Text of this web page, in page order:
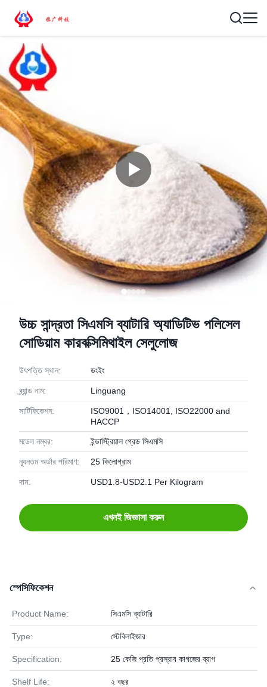
উচ্চ সান্দ্রতা সিএমসি ব্যাটারি অ্যাডিটিভ পলিসেল
সোডিয়াম কারবক্সিমিথাইল সেলুলোজ
উৎপত্তি স্থান: ডংইং
ব্র্যান্ড নাম: Linguang
সার্টিফিকেশন:
ISO9001，ISO14001, ISO22000 and
HACCP
মডেল নম্বর: ইন্ডাস্ট্রিয়াল গ্রেড সিএমসি
ন্যূনতম অর্ডার পরিমাণ: 25 কিলোগ্রাম
দাম: USD1.8-USD2.1 Per Kilogram
এখনই জিজ্ঞাসা করুন
স্পেসিফিকেশন
Product Name: সিএমসি ব্যাটারি
Type: স্টেবিলাইজার
Specification: 25 কেজি প্রতি প্রস্রাব কাগজের ব্যাগ
Shelf Life: ২ বছর